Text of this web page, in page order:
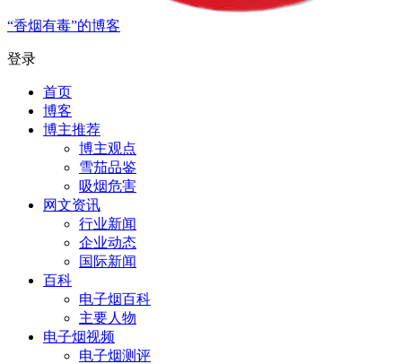
“香烟有毒”的博客
登录
首页
博客
博主推荐
博主观点
雪茄品鉴
吸烟危害
网文资讯
行业新闻
企业动态
国际新闻
百科
电子烟百科
主要人物
电子烟视频
电子烟测评